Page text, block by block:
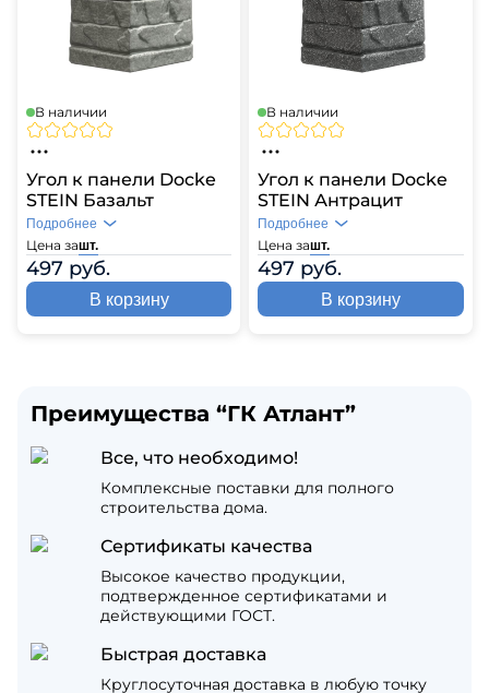
В наличии
Угол к панели Docke
STEIN Базальт
Цена зашт.
497 руб.
Подробнее
В корзину
В наличии
Угол к панели Docke
STEIN Антрацит
Цена зашт.
497 руб.
Подробнее
В корзину
Преимущества “ГК Атлант”
Все, что необходимо!
Комплексные поставки для полного
строительства дома.
Сертификаты качества
Высокое качество продукции,
подтвержденное сертификатами и
действующими ГОСТ.
Быстрая доставка
Круглосуточная доставка в любую точку